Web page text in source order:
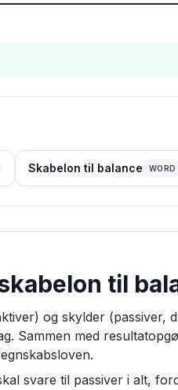
Skabelon til balance WORD
til
og skylder (passiver,
Sammen med
svare til passiver i alt,